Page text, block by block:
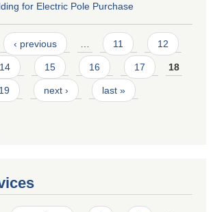
for Electric Pole Purchase
‹ previous 11 12
14 15 16 17 18
19 next › last »